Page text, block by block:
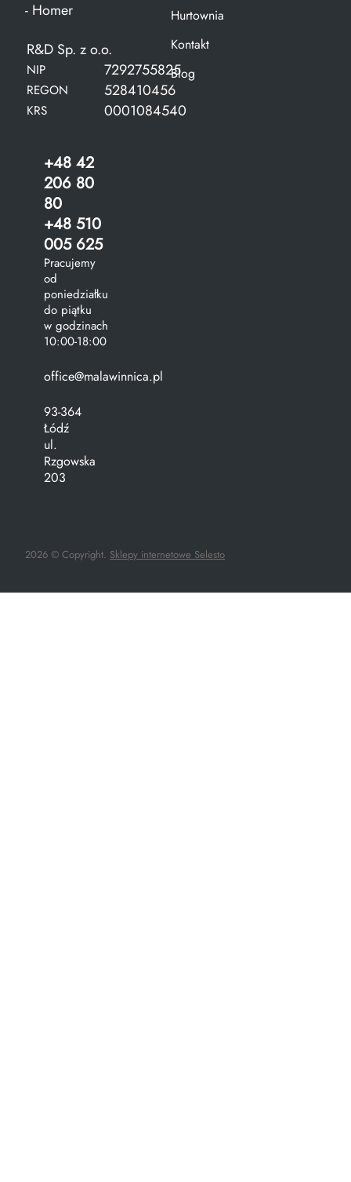
- Homer
R&D Sp. z o.o.
NIP 7292755825
REGON 528410456
KRS 0001084540
+48 42
206 80
80
+48 510
005 625
Pracujemy
od
poniedziałku
do piątku
w godzinach
10:00-18:00
office@malawinnica.pl
93-364
Łódź
ul.
Rzgowska
203
Hurtownia
Kontakt
Blog
2026 © Copyright. Sklepy internetowe Selesto